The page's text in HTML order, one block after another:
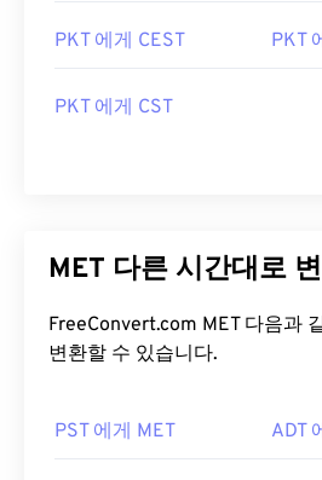
PKT 에게 CEST PKT
PKT 에게 CST
MET 다른 시간대로
FreeConvert.com MET 다음과
변환할 수 있습니다.
PST 에게 MET ADT